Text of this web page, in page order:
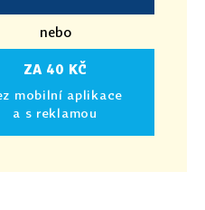
nebo
ZA 40 KČ
mobilní aplikace
a s reklamou